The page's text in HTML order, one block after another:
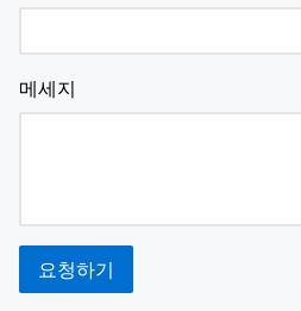
메세지
요청하기